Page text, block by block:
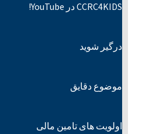
CCRC4KIDS در YouTube!
درگیر شوید
موضوع دقایق
اولویت های تامین مالی